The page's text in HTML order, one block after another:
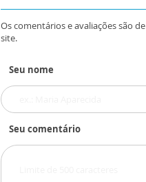
Os comentários e avaliações são
site.
Seu nome
Seu comentário